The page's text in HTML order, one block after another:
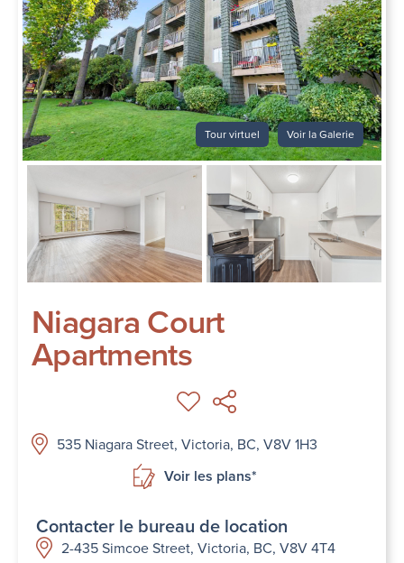
Tour virtuel Voir la Galerie
Niagara Court
Apartments
535 Niagara Street, Victoria, BC, V8V 1H3
Voir les plans*
Contacter le bureau de location
2-435 Simcoe Street, Victoria, BC, V8V 4T4